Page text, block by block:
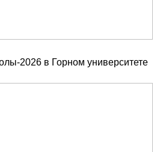
2026 в Горном университете